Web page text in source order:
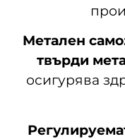
Метален
твърди
осигурява